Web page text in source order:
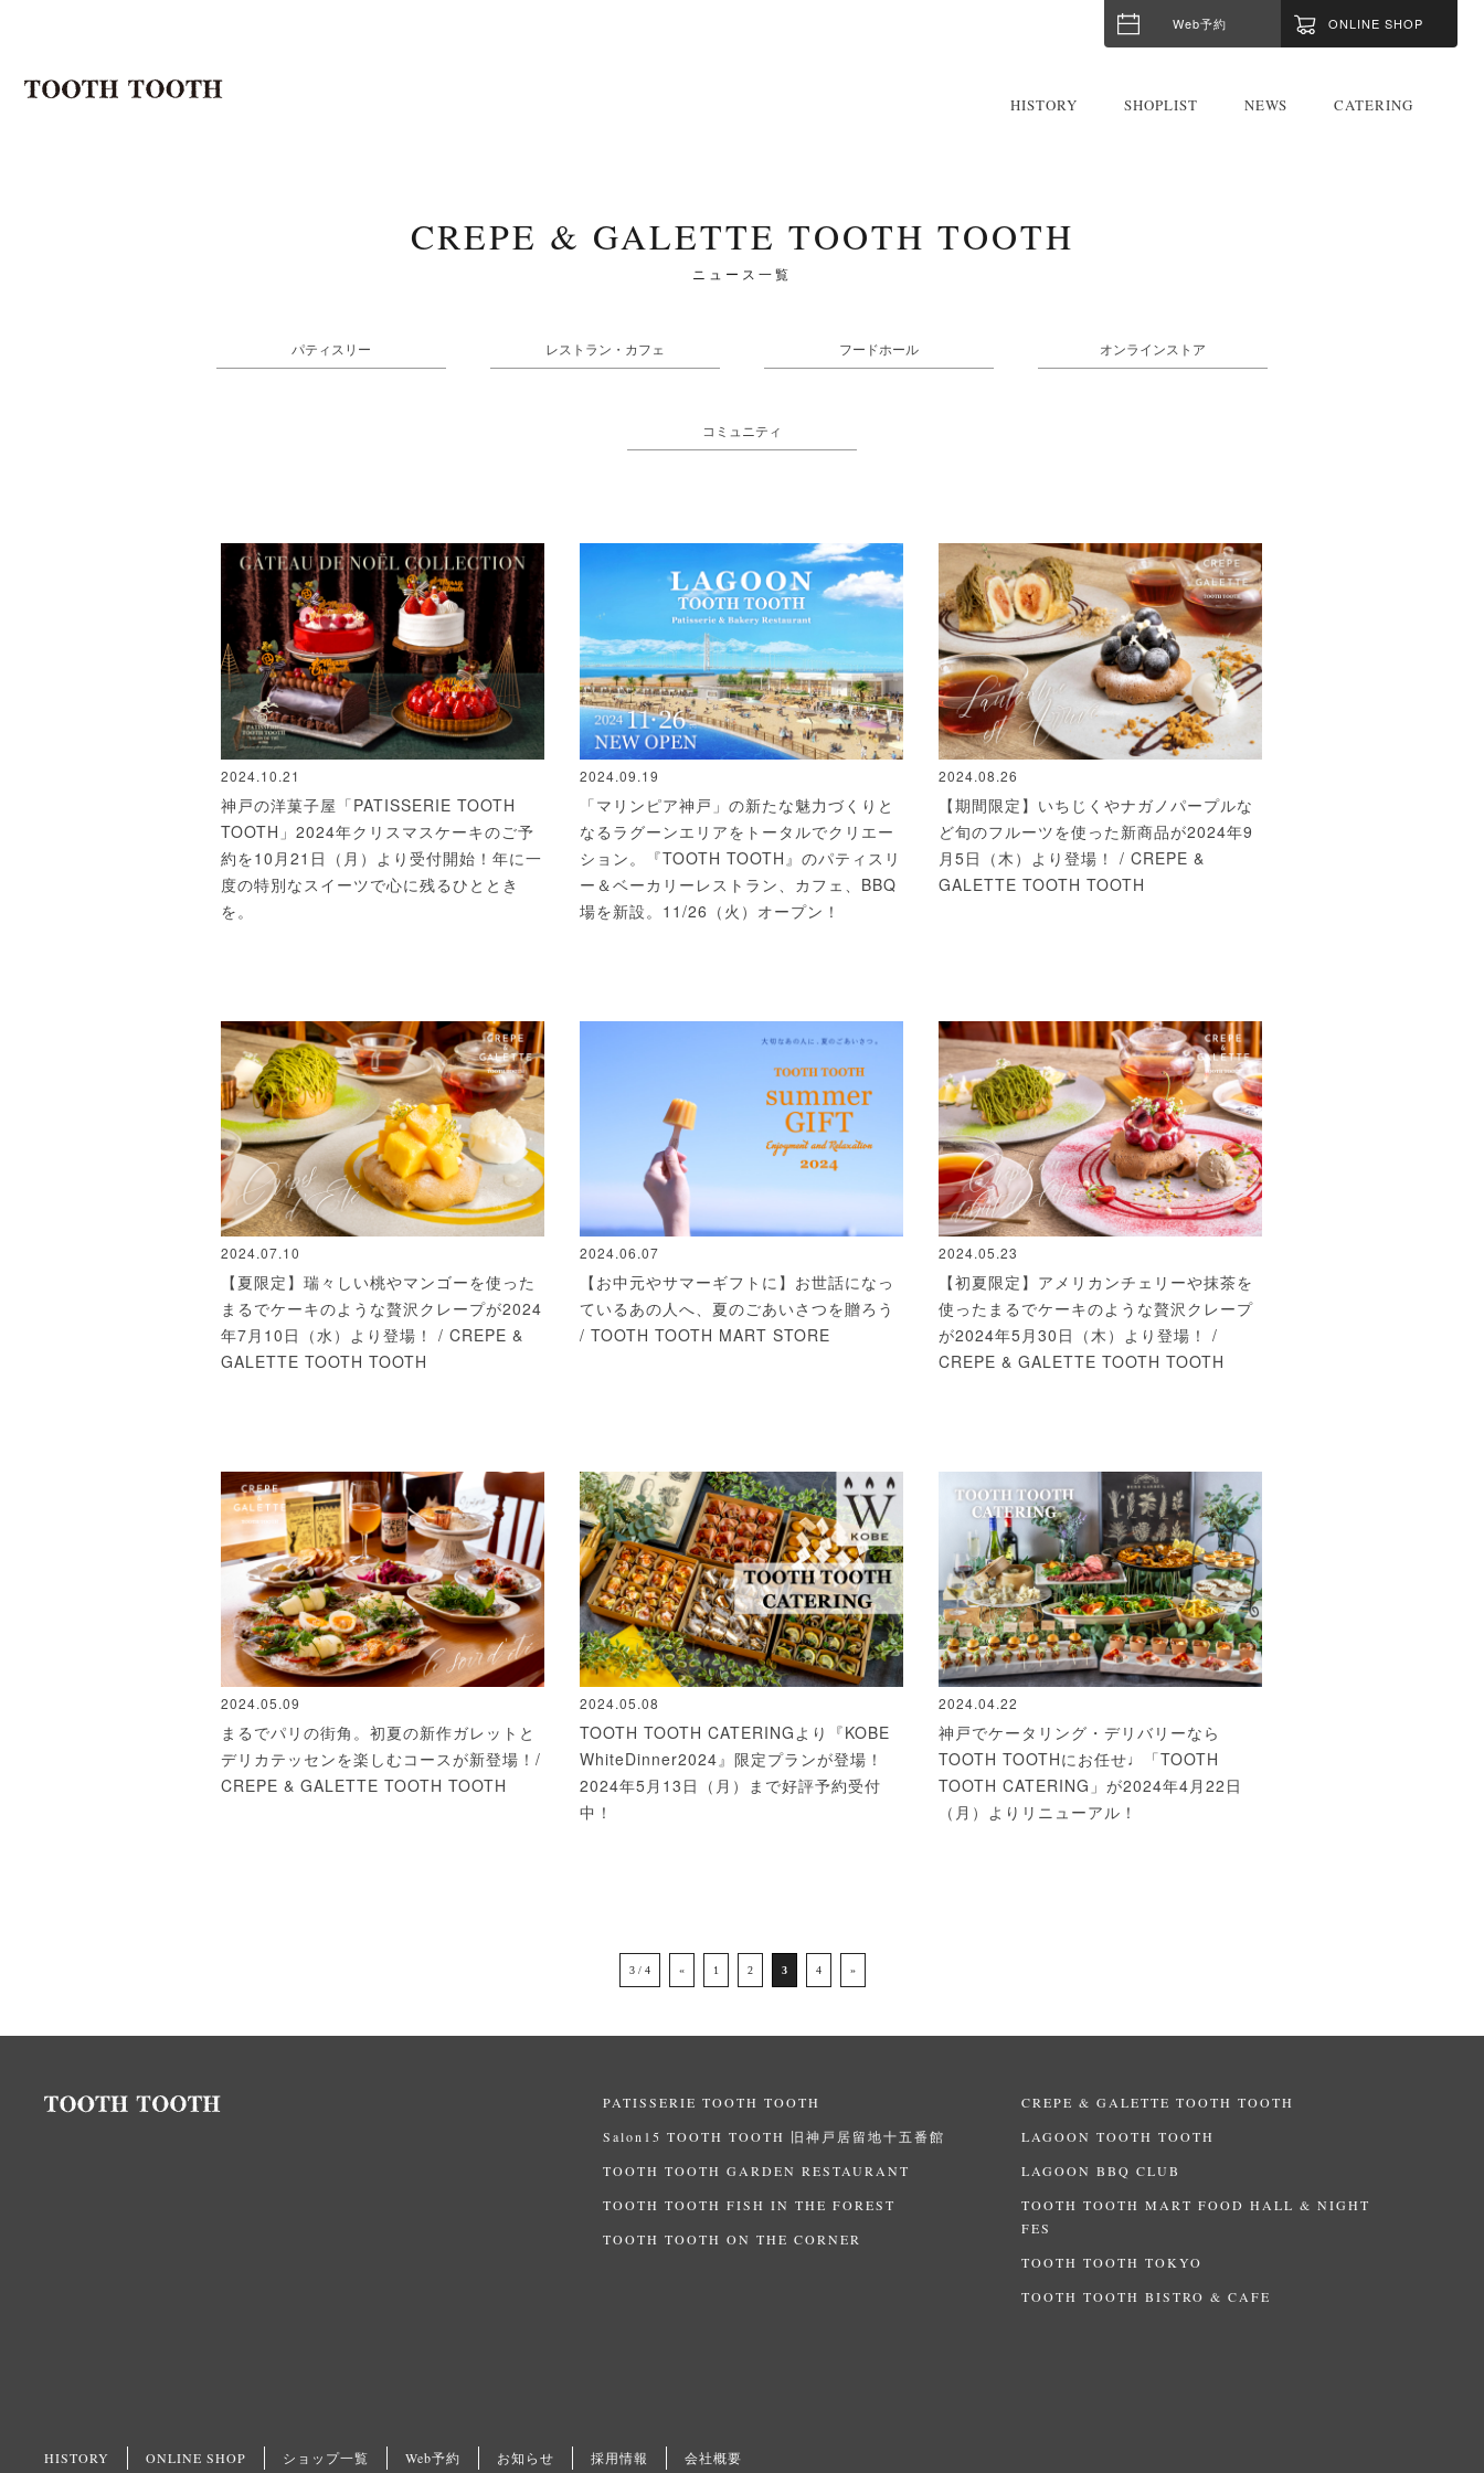
ONLINE SHOP
Web予約
HISTORY SHOPLIST NEWS CATERING
CREPE & GALETTE TOOTH TOOTH
ニュース一覧
パティスリー レストラン・カフェ フードホール オンラインストア
コミュニティ
2024.10.21
神戸の洋菓子屋「PATISSERIE TOOTH
TOOTH」2024年クリスマスケーキのご予
約を10月21日（月）より受付開始！年に一
度の特別なスイーツで心に残るひととき
を。
2024.09.19
「マリンピア神戸」の新たな魅力づくりと
なるラグーンエリアをトータルでクリエー
ション。『TOOTH TOOTH』のパティスリ
ー＆ベーカリーレストラン、カフェ、BBQ
場を新設。11/26（火）オープン！
2024.08.26
【期間限定】いちじくやナガノパープルな
ど旬のフルーツを使った新商品が2024年9
月5日（木）より登場！ / CREPE &
GALETTE TOOTH TOOTH
2024.07.10
【夏限定】瑞々しい桃やマンゴーを使った
まるでケーキのような贅沢クレープが2024
年7月10日（水）より登場！ / CREPE &
GALETTE TOOTH TOOTH
2024.06.07
【お中元やサマーギフトに】お世話になっ
ているあの人へ、夏のごあいさつを贈ろう
/ TOOTH TOOTH MART STORE
2024.05.23
【初夏限定】アメリカンチェリーや抹茶を
使ったまるでケーキのような贅沢クレープ
が2024年5月30日（木）より登場！ /
CREPE & GALETTE TOOTH TOOTH
2024.05.09
まるでパリの街角。初夏の新作ガレットと
デリカテッセンを楽しむコースが新登場！/
CREPE & GALETTE TOOTH TOOTH
2024.05.08
TOOTH TOOTH CATERINGより『KOBE
WhiteDinner2024』限定プランが登場！
2024年5月13日（月）まで好評予約受付
中！
2024.04.22
神戸でケータリング・デリバリーなら
TOOTH TOOTHにお任せ♩「TOOTH
TOOTH CATERING」が2024年4月22日
（月）よりリニューアル！
3 / 4 « 1 2 3 4 »
PATISSERIE TOOTH TOOTH
Salon15 TOOTH TOOTH 旧神戸居留地十五番館
TOOTH TOOTH GARDEN RESTAURANT
TOOTH TOOTH FISH IN THE FOREST
TOOTH TOOTH ON THE CORNER
CREPE & GALETTE TOOTH TOOTH
LAGOON TOOTH TOOTH
LAGOON BBQ CLUB
TOOTH TOOTH MART FOOD HALL & NIGHT
FES
TOOTH TOOTH TOKYO
TOOTH TOOTH BISTRO & CAFE
HISTORY ONLINE SHOP ショップ一覧 Web予約 お知らせ 採用情報 会社概要